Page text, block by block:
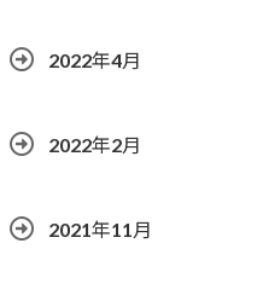
2022年4月
2022年2月
2021年11月